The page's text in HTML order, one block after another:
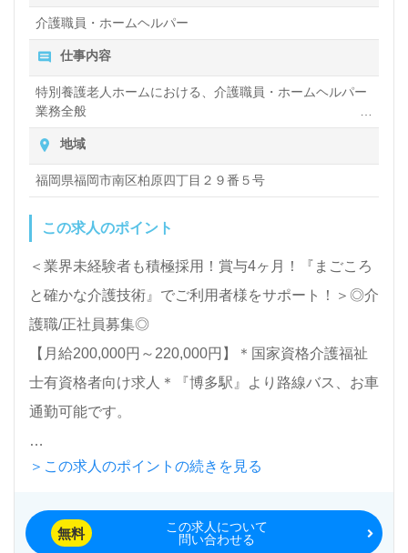
全国の求人ご紹介！医療/福祉業界の正社員/パート求
人探しは【ウィルオブ介護】＊求人情報収集、将来的
に検討の方も遠慮なく＊
LINE、メール、お電話などご希望に応じてお問い合
わせ/ご相談可能です。転職相談、求人紹介、年収交
渉など完全無料サービスをご利用いただけます。＜非
転職活動！お問い合わせお待ちしております
介護職員・ホームヘルパー
仕事内容
特別養護老人ホームにおける、介護職員・ホームヘルパー
業務全般
入浴や排せつ、食事などの身体的サポートや、買い物や掃
除、洗濯など日常生活のサポートなど
地域
福岡県福岡市南区柏原四丁目２９番５号
この求人のポイント
＜業界未経験者も積極採用！賞与4ヶ月！『まごころ
と確かな介護技術』でご利用者様をサポート！＞◎介
護職/正社員募集◎
【月給200,000円～220,000円】＊国家資格介護福祉
士有資格者向け求人＊『博多駅』より路線バス、お車
通勤可能です。
入居定員72名（72室/ユニット型/全室個室）『ライフ
市）様の運営です。福岡県を中心に3拠点の特別養護
＞この求人のポイントの続きを見る
無料
この求人について
問い合わせる